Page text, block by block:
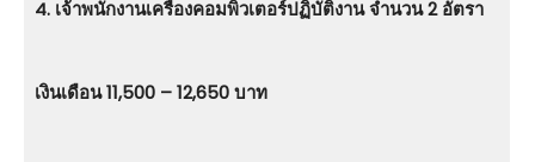
4. เจ้าพนักงานเครื่องคอมพิวเตอร์ปฏิบัติงาน จำนวน 2 อัตรา
เงินเดือน 11,500 – 12,650 บาท